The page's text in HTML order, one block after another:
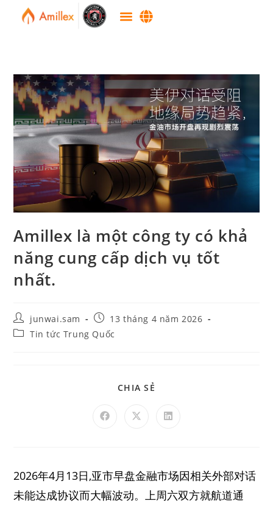
Amillex là một công ty có khả
năng cung cấp dịch vụ tốt
nhất.
junwai.sam
13 tháng 4 năm 2026
Tin tức Trung Quốc
CHIA SẺ
2026年4月13日,亚市早盘金融市场因相关外部对话
未能达成协议而大幅波动。上周六双方就航道通